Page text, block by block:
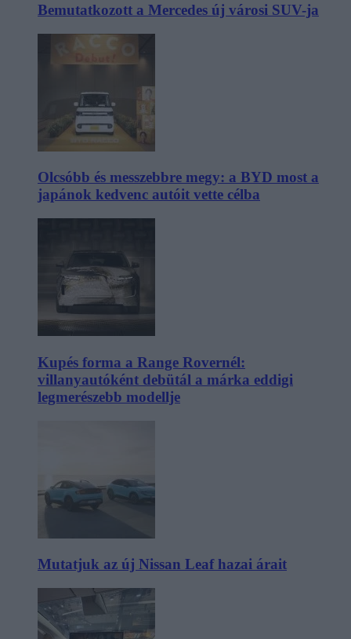
Bemutatkozott a Mercedes új városi SUV-ja
Olcsóbb és messzebbre megy: a BYD most a
japánok kedvenc autóit vette célba
Kupés forma a Range Rovernél:
villanyautóként debütál a márka eddigi
legmerészebb modellje
Mutatjuk az új Nissan Leaf hazai árait